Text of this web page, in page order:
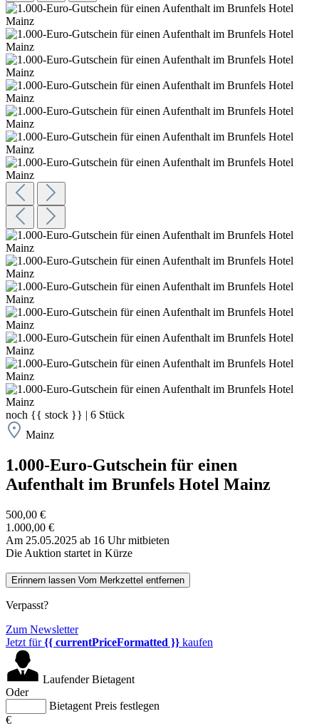
noch {{ stock }} | 6 Stück
Mainz
1.000-Euro-Gutschein für einen
Aufenthalt im Brunfels Hotel Mainz
500,00 €
1.000,00 €
Am 25.05.2025 ab 16 Uhr mitbieten
Die Auktion startet in Kürze
Erinnern lassen Vom Merkzettel entfernen
Verpasst?
Zum Newsletter
Jetzt für{{ currentPriceFormatted }} kaufen
Laufender Bietagent
Oder
Bietagent Preis festlegen
€